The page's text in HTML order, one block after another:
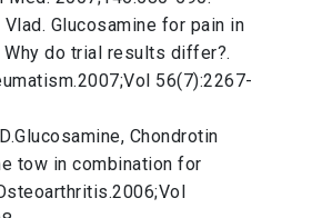
Vlad. Glucosamine for pain in
do trial results differ?.
56(7):2267-
Chondrotin
tow in combination for